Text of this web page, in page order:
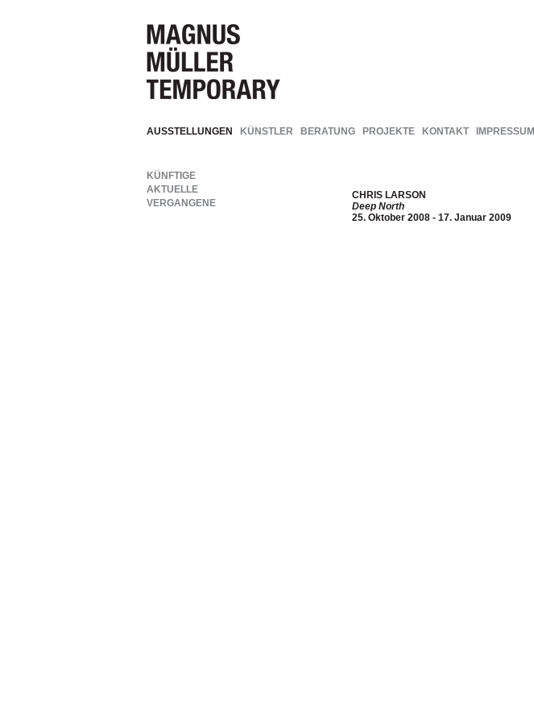
AUSSTELLUNGEN KÜNSTLER BERATUNG PROJEKTE KONTAKT IMPRESSUM
KÜNFTIGE
AKTUELLE
VERGANGENE
CHRIS LARSON
Deep North
25. Oktober 2008 - 17. Januar 2009